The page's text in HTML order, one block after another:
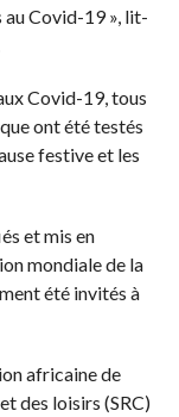
Covid-19 », lit-
Covid-19, tous
ont été testés
festive et les
et mis en
mondiale de la
été invités à
africaine de
des loisirs (SRC)